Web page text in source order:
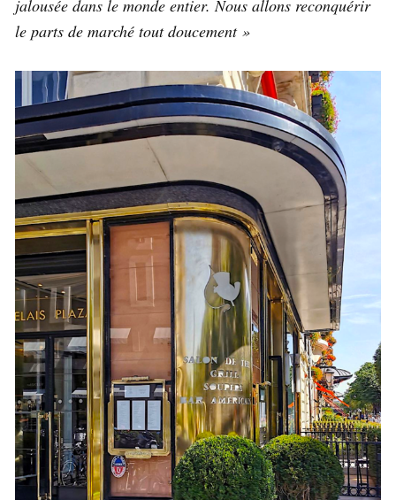
jalousée dans le monde entier. Nous allons reconquérir
le parts de marché tout doucement »